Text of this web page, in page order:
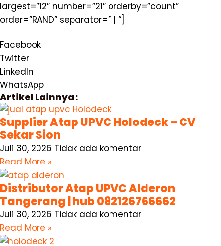
largest=”12″ number=”21″ orderby=”count”
order=”RAND” separator=” | “]
Facebook
Twitter
LinkedIn
WhatsApp
Artikel Lainnya :
Supplier Atap UPVC Holodeck – CV
Sekar Sion
Juli 30, 2026 Tidak ada komentar
Read More »
Distributor Atap UPVC Alderon
Tangerang | hub 082126766662
Juli 30, 2026 Tidak ada komentar
Read More »